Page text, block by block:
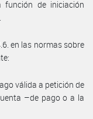
función de iniciación
en las normas sobre
válida a petición de
–de pago o a la